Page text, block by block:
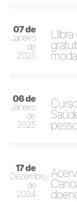
07 de
Janeiro
de
2025
06 de
Janeiro
de
2025
17 de
Dezembro
de
2024